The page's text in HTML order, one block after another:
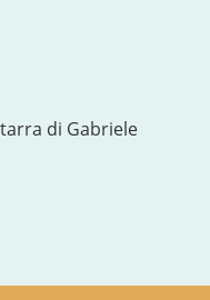
di Gabriele